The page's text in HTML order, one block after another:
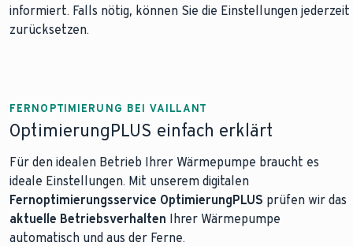
informiert. Falls nötig, können Sie die Einstellungen jederzeit
zurücksetzen.
FERNOPTIMIERUNG BEI VAILLANT
OptimierungPLUS einfach erklärt
Für den idealen Betrieb Ihrer Wärmepumpe braucht es
ideale Einstellungen. Mit unserem digitalen
Fernoptimierungsservice OptimierungPLUS prüfen wir das
aktuelle Betriebsverhalten Ihrer Wärmepumpe
automatisch und aus der Ferne.